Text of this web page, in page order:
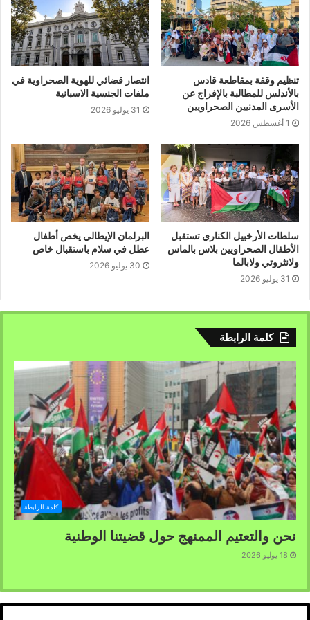
تنظيم وقفة بمقاطعة قادس
بالأندلس للمطالبة بالإفراج عن
الأسرى المدنيين الصحراويين
1 أغسطس 2026
انتصار قضائي للهوية الصحراوية في
ملفات الجنسية الاسبانية
31 يوليو 2026
سلطات الأرخبيل الكناري تستقبل
الأطفال الصحراويين بلاس بالماس
ولانثروتي ولابالما
31 يوليو 2026
البرلمان الإيطالي يخص أطفال
عطل في سلام باستقبال خاص
30 يوليو 2026
كلمة الرابطة
كلمة الرابطة
نحن والتعتيم الممنهج حول قضيتنا الوطنية
18 يوليو 2026